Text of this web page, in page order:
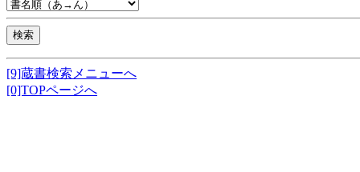
[9]蔵書検索メニューへ
[0]TOPページへ